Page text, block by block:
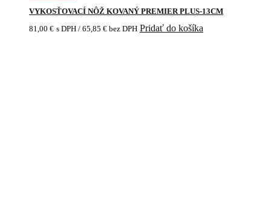
VYKOSŤOVACÍ NÔŽ KOVANÝ PREMIER PLUS-13CM
81,00 € s DPH / 65,85 € bez DPH Pridať do košíka